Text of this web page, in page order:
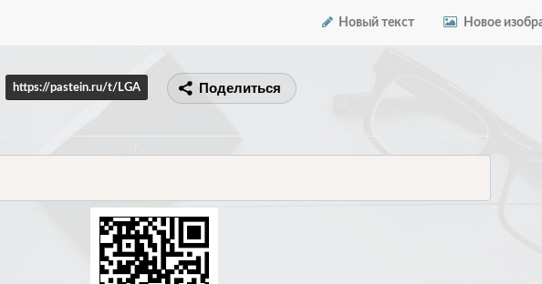
Новый текст Новое
https://pastein.ru/t/LGA Поделиться